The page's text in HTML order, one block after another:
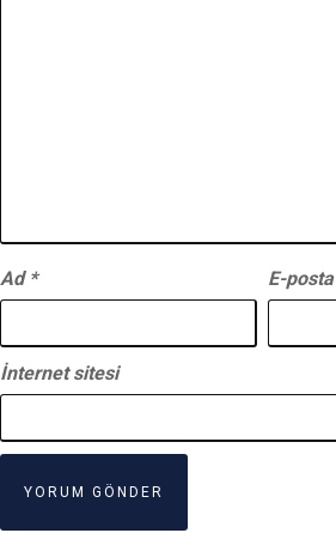
Ad * E-posta
İnternet sitesi